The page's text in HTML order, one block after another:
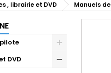
, librairie et DVD Manuels
DVD